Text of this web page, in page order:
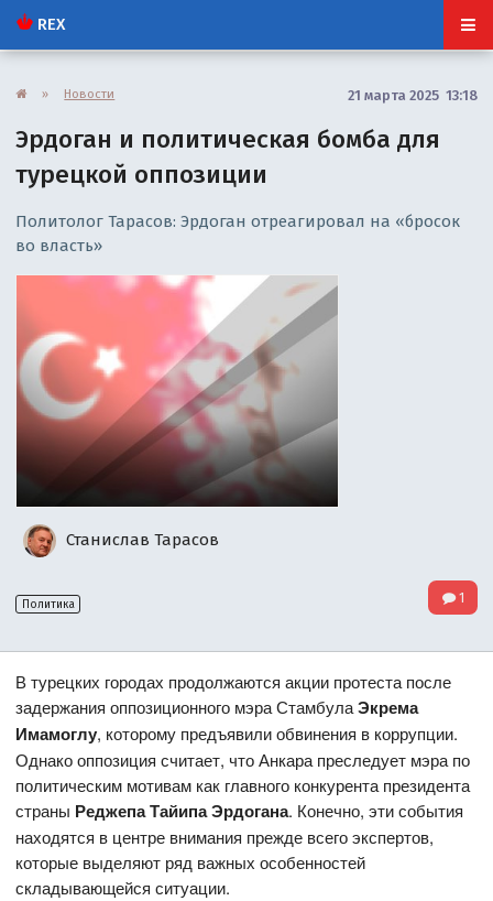
REX
» Новости 21 марта 2025 13:18
Эрдоган и политическая бомба для
турецкой оппозиции
Политолог Тарасов: Эрдоган отреагировал на «бросок
во власть»
Станислав Тарасов
Политика 1
В турецких городах продолжаются акции протеста после
задержания оппозиционного мэра СтамбулаЭкрема
Имамоглу, которому предъявили обвинения в коррупции.
Однако оппозиция считает, что Анкара преследует мэра по
политическим мотивам как главного конкурента президента
страны Реджепа Тайипа Эрдогана. Конечно, эти события
находятся в центре внимания прежде всего экспертов,
которые выделяют ряд важных особенностей
складывающейся ситуации.